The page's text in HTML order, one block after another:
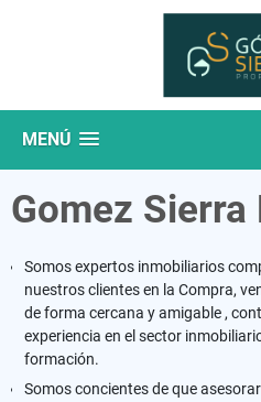
MENÚ
Gomez
Somos expertos inmobiliarios
nuestros clientes en la Compra,
de forma cercana y amigable ,
experiencia en el sector
formación.
Somos concientes de que